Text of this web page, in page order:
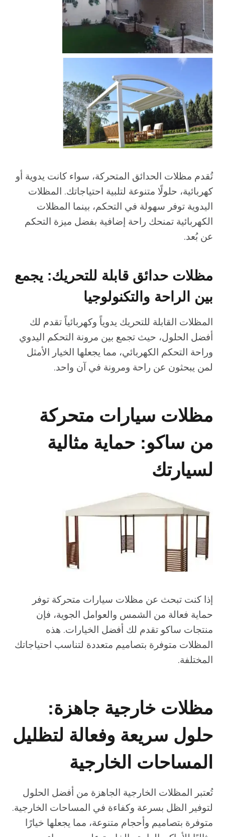
تُقدم مظلات الحدائق المتحركة، سواء كانت يدوية أو
كهربائية، حلولًا متنوعة لتلبية احتياجاتك. المظلات
اليدوية توفر سهولة في التحكم، بينما المظلات
الكهربائية تمنحك راحة إضافية بفضل ميزة التحكم
عن بُعد.
مظلات حدائق قابلة للتحريك: يجمع
بين الراحة والتكنولوجيا
المظلات القابلة للتحريك يدوياً وكهربائياً تقدم لك
أفضل الحلول، حيث تجمع بين مرونة التحكم اليدوي
وراحة التحكم الكهربائي، مما يجعلها الخيار الأمثل
لمن يبحثون عن راحة ومرونة في آن واحد.
مظلات سيارات متحركة
من ساكو: حماية مثالية
لسيارتك
إذا كنت تبحث عن مظلات سيارات متحركة توفر
حماية فعالة من الشمس والعوامل الجوية، فإن
منتجات ساكو تقدم لك أفضل الخيارات. هذه
المظلات متوفرة بتصاميم متعددة لتناسب احتياجاتك
المختلفة.
مظلات خارجية جاهزة:
حلول سريعة وفعالة لتظليل
المساحات الخارجية
تُعتبر المظلات الخارجية الجاهزة من أفضل الحلول
لتوفير الظل بسرعة وكفاءة في المساحات الخارجية.
متوفرة بتصاميم وأحجام متنوعة، مما يجعلها خيارًا